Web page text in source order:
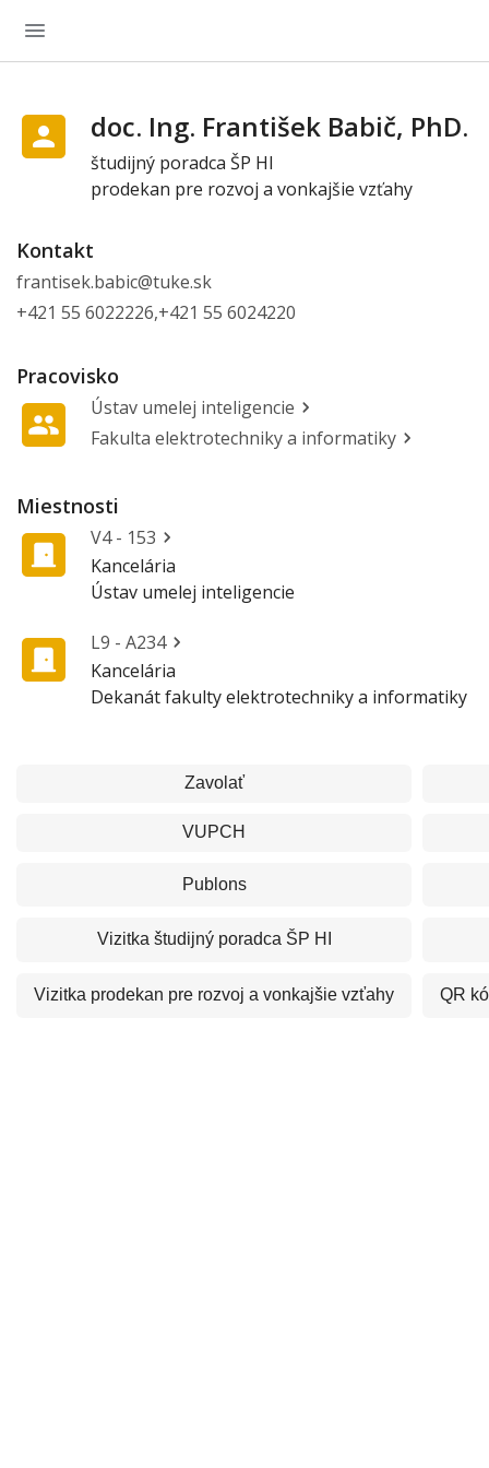
doc. Ing. František Babič, PhD.
študijný poradca ŠP HI
prodekan pre rozvoj a vonkajšie vzťahy
Kontakt
frantisek.babic@tuke.sk
+421 55 6022226,+421 55 6024220
Pracovisko
Ústav umelej inteligencie
Fakulta elektrotechniky a informatiky
Miestnosti
V4 - 153
Kancelária
Ústav umelej inteligencie
L9 - A234
Kancelária
Dekanát fakulty elektrotechniky a informatiky
Zavolať
VUPCH
Publons
Vizitka študijný poradca ŠP HI
Vizitka prodekan pre rozvoj a vonkajšie vzťahy QR